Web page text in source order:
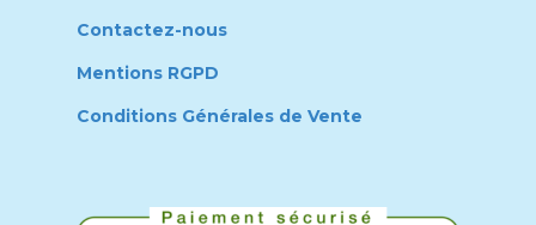
Contactez-nous
Mentions RGPD
Conditions Générales de Vente